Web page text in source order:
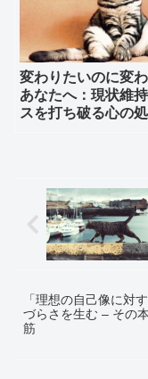
変わりたいのに変
あなたへ：現状維
スを打ち破る心の
「理想の自己像に対
づらさを生む – その
筋